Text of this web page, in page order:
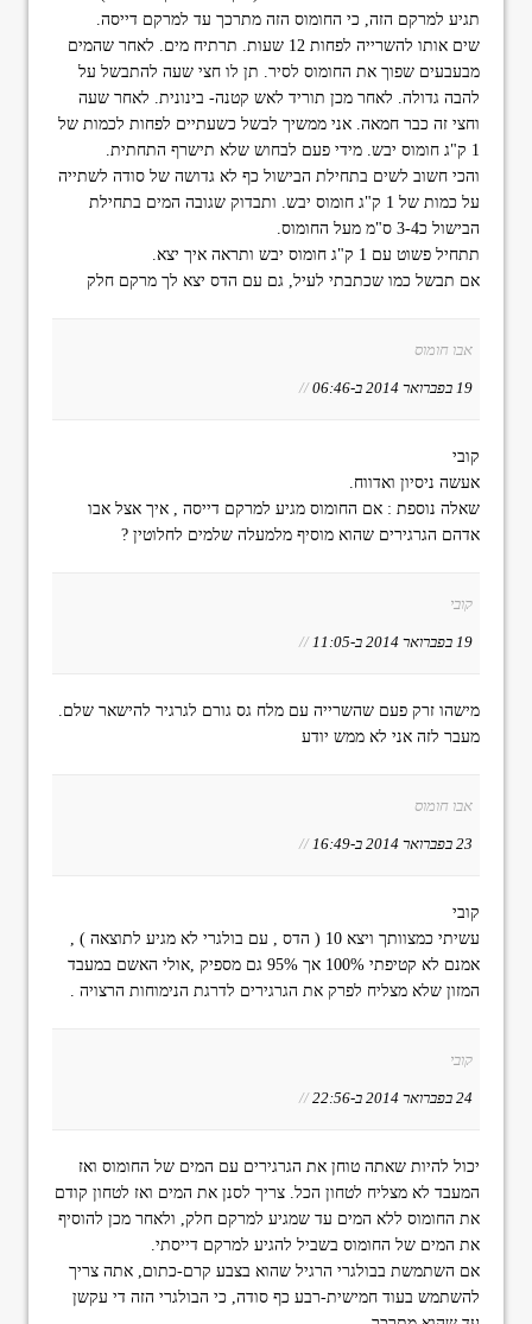
תגיע למרקם הזה, כי החומוס הזה מתרכך עד למרקם דייסה.
שים אותו להשרייה לפחות 12 שעות. תרתיח מים. לאחר שהמים
מבעבעים שפוך את החומוס לסיר. תן לו חצי שעה להתבשל על
להבה גדולה. לאחר מכן תוריד לאש קטנה- בינונית. לאחר שעה
וחצי זה כבר חמאה. אני ממשיך לבשל כשעתיים לפחות לכמות של
1 ק"ג חומוס יבש. מידי פעם לבחוש שלא תישרף התחתית.
והכי חשוב לשים בתחילת הבישול כף לא גדושה של סודה לשתייה
על כמות של 1 ק"ג חומוס יבש. ותבדוק שגובה המים בתחילת
הבישול כ3-4 ס"מ מעל החומוס.
תתחיל פשוט עם 1 ק"ג חומוס יבש ותראה איך יצא.
אם תבשל כמו שכתבתי לעיל, גם עם הדס יצא לך מרקם חלק
אבו חומוס
19 בפברואר 2014 ב-06:46 //
קובי
אעשה ניסיון ואדווח.
שאלה נוספת : אם החומוס מגיע למרקם דייסה , איך אצל אבו
אדהם הגרגירים שהוא מוסיף מלמעלה שלמים לחלוטין ?
קובי
19 בפברואר 2014 ב-11:05 //
מישהו זרק פעם שהשרייה עם מלח גס גורם לגרגיר להישאר שלם.
מעבר לזה אני לא ממש יודע
אבו חומוס
23 בפברואר 2014 ב-16:49 //
קובי
עשיתי כמצוותך ויצא 10 ( הדס , עם בולגרי לא מגיע לתוצאה ) ,
אמנם לא קטיפתי 100% אך 95% גם מספיק ,אולי האשם במעבד
המזון שלא מצליח לפרק את הגרגירים לדרגת הנימוחות הרצויה .
קובי
24 בפברואר 2014 ב-22:56 //
יכול להיות שאתה טוחן את הגרגירים עם המים של החומוס ואז
המעבד לא מצליח לטחון הכל. צריך לסנן את המים ואז לטחון קודם
את החומוס ללא המים עד שמגיע למרקם חלק, ולאחר מכן להוסיף
את המים של החומוס בשביל להגיע למרקם דייסתי.
אם השתמשת בבולגרי הרגיל שהוא בצבע קרם-כתום, אתה צריך
להשתמש בעוד חמישית-רבע כף סודה, כי הבולגרי הזה די עקשן